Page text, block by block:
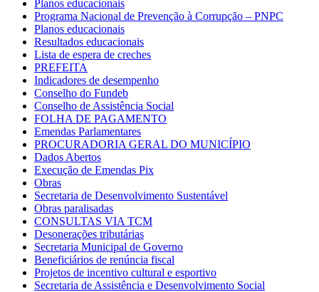
Planos educacionais
Programa Nacional de Prevenção à Corrupção – PNPC
Planos educacionais
Resultados educacionais
Lista de espera de creches
PREFEITA
Indicadores de desempenho
Conselho do Fundeb
Conselho de Assistência Social
FOLHA DE PAGAMENTO
Emendas Parlamentares
PROCURADORIA GERAL DO MUNICÍPIO
Dados Abertos
Execução de Emendas Pix
Obras
Secretaria de Desenvolvimento Sustentável
Obras paralisadas
CONSULTAS VIA TCM
Desonerações tributárias
Secretaria Municipal de Governo
Beneficiários de renúncia fiscal
Projetos de incentivo cultural e esportivo
Secretaria de Assistência e Desenvolvimento Social